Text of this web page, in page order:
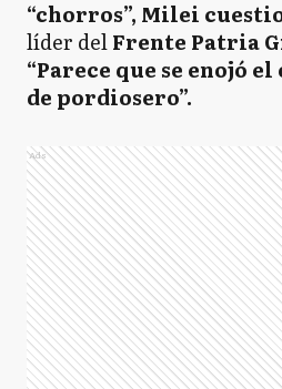
“chorros”, Milei
líder delFrente Patria
“Parece que se enojó
de pordiosero”.
Ads